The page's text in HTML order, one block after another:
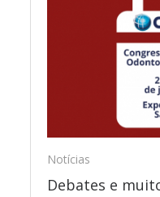
Notícias
Debates e